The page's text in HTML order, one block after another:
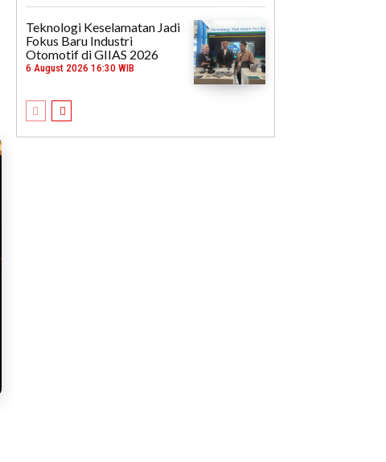
Teknologi Keselamatan Jadi
Fokus Baru Industri
Otomotif di GIIAS 2026
6 August 2026 16:30 WIB